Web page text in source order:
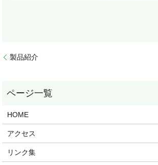
製品紹介
HOME
アクセス
リンク集